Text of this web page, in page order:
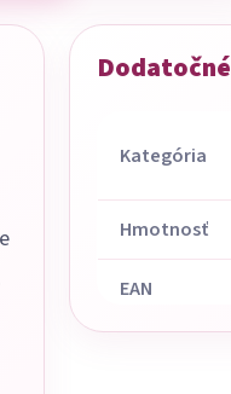
Kategória
Hmotnosť
EAN